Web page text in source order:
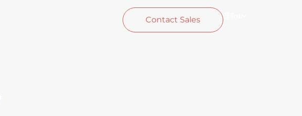
Contact Sales